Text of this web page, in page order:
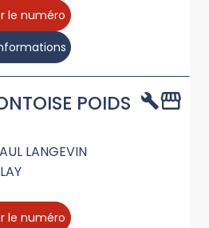
le numéro
POIDS
LANGEVIN
le numéro